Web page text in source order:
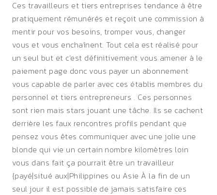
Ces travailleurs et tiers entreprises tendance à être
pratiquement rémunérés et reçoit une commission à
mentir pour vos besoins, tromper vous, changer
vous et vous enchaînent. Tout cela est réalisé pour
un seul but et c’est définitivement vous amener à le
paiement page donc vous payer un abonnement
vous capable de parler avec ces établis membres du
personnel et tiers entrepreneurs . Ces personnes
sont rien mais stars jouant une tâche. Ils se cachent
derrière les faux rencontres profils pendant que
pensez vous êtes communiquer avec une jolie une
blonde qui vie un certain nombre kilomètres loin
vous dans fait ça pourrait être un travailleur
{payé|situé aux|Philippines ou Asie À la fin de un
seul jour il est possible de jamais satisfaire ces